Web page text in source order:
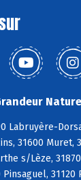
Labruyère-
31600 Muret,
s/Lèze,
Pinsaguel,